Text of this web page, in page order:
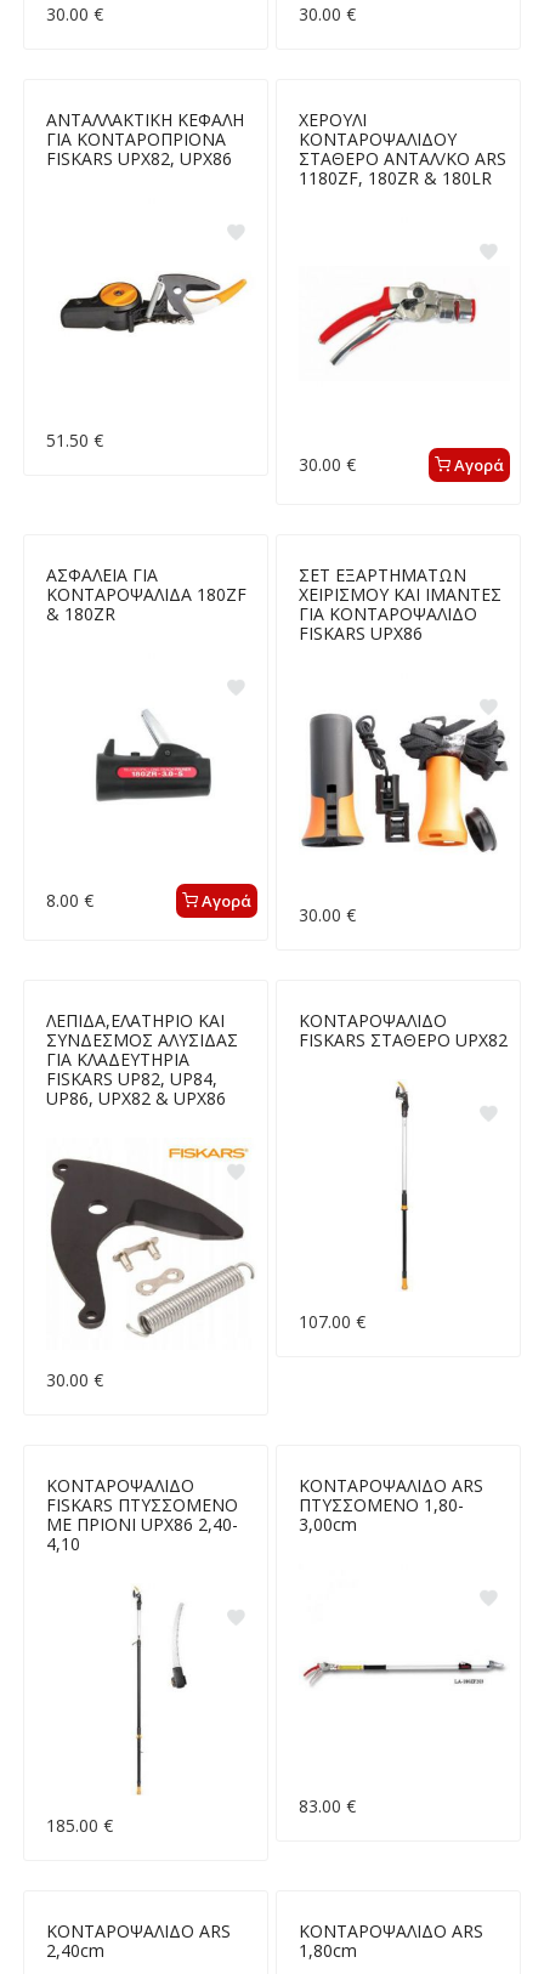
30.00 € 30.00 €
ΑΝΤΑΛΛΑΚΤΙΚΗ ΚΕΦΑΛΗ
ΓΙΑ ΚΟΝΤΑΡΟΠΡΙΟΝΑ
FISKARS UPX82, UPX86
51.50 €
ΧΕΡΟΥΛΙ
ΚΟΝΤΑΡΟΨΑΛΙΔΟΥ
ΣΤΑΘΕΡΟ ΑΝΤΑΛ/ΚΟ ARS
1180ZF, 180ZR & 180LR
30.00 € Αγορά
ΑΣΦΑΛΕΙΑ ΓΙΑ
ΚΟΝΤΑΡΟΨΑΛΙΔΑ 180ZF
& 180ZR
8.00 € Αγορά
ΣΕΤ ΕΞΑΡΤΗΜΑΤΩΝ
ΧΕΙΡΙΣΜΟΥ ΚΑΙ ΙΜΑΝΤΕΣ
ΓΙΑ ΚΟΝΤΑΡΟΨΑΛΙΔΟ
FISKARS UPX86
30.00 €
ΛΕΠΙΔΑ,ΕΛΑΤΗΡΙΟ ΚΑΙ
ΣΥΝΔΕΣΜΟΣ ΑΛΥΣΙΔΑΣ
ΓΙΑ ΚΛΑΔΕΥΤΗΡΙΑ
FISKARS UP82, UP84,
UP86, UPX82 & UPX86
30.00 €
ΚΟΝΤΑΡΟΨΑΛΙΔΟ
FISKARS ΣΤΑΘΕΡΟ UPX82
107.00 €
ΚΟΝΤΑΡΟΨΑΛΙΔΟ
FISKARS ΠΤΥΣΣΟΜΕΝΟ
ΜΕ ΠΡΙΟΝΙ UPX86 2,40-
4,10
185.00 €
ΚΟΝΤΑΡΟΨΑΛΙΔΟ ARS
ΠΤΥΣΣΟΜΕΝΟ 1,80-
3,00cm
83.00 €
ΚΟΝΤΑΡΟΨΑΛΙΔΟ ARS
2,40cm
ΚΟΝΤΑΡΟΨΑΛΙΔΟ ARS
1,80cm